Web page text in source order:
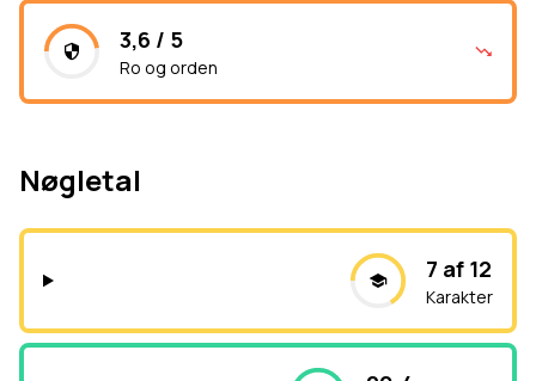
3,6 / 5
Ro og orden
Nøgletal
7 af 12
Karakter